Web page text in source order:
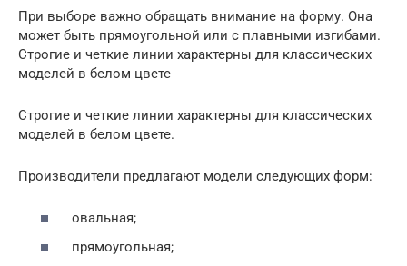
При выборе важно обращать внимание на форму. Она
может быть прямоугольной или с плавными изгибами.
Строгие и четкие линии характерны для классических
моделей в белом цвете
Строгие и четкие линии характерны для классических
моделей в белом цвете.
Производители предлагают модели следующих форм:
овальная;
прямоугольная;